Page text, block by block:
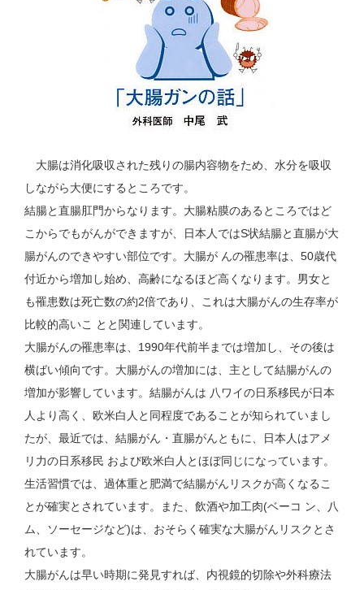
大腸は消化吸収された残りの腸内容物をため、水分を吸収
しながら大便にするところです。
結腸と直腸肛門からなります。大腸粘膜のあるところではど
こからでもがんができますが、日本人ではS状結腸と直腸が大
腸がんのできやすい部位です。大腸が んの罹患率は、50歳代
付近から増加し始め、高齢になるほど高くなります。男女と
も罹患数は死亡数の約2倍であり、これは大腸がんの生存率が
比較的高いこ とと関連しています。
大腸がんの罹患率は、1990年代前半までは増加し、その後は
横ばい傾向です。大腸がんの増加には、主として結腸がんの
増加が影響しています。結腸がんは 八ワイの日系移民が日本
人より高く、欧米白人と同程度であることが知られていまし
たが、最近では、結腸がん・直腸がんともに、日本人はアメ
リ力の日系移民 および欧米白人とほぼ同じになっています。
生活習慣では、過体重と肥満で結腸がんリスクが高くなるこ
とが確実とされています。また、飲酒や加工肉(ベーコ ン、八
ム、ソーセージなど)は、おそらく確実な大腸がんリスクとさ
れています。
大腸がんは早い時期に発見すれば、内視鏡的切除や外科療法